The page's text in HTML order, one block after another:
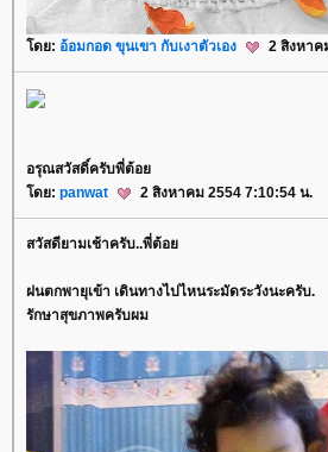
ดย: อ้อมกอด ขุนเขา กับเงาตัวเอง 2 สิงหาค
อรุณสวัสดิ์ครับพี่ต้อ
ดย: panwat 2 สิงหาคม 2554 7:10:54 น.
สวัสดียามเช้าครับ..พี่ต้อ
ฝนตกพายุเข้า เดินทางไปไหนระมัดระวังนะครับ.
รักษาสุขภาพครับผม